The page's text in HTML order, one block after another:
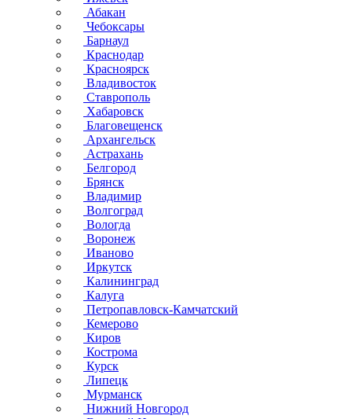
Абакан
Чебоксары
Барнаул
Краснодар
Красноярск
Владивосток
Ставрополь
Хабаровск
Благовещенск
Архангельск
Астрахань
Белгород
Брянск
Владимир
Волгоград
Вологда
Воронеж
Иваново
Иркутск
Калининград
Калуга
Петропавловск-Камчатский
Кемерово
Киров
Кострома
Курск
Липецк
Мурманск
Нижний Новгород